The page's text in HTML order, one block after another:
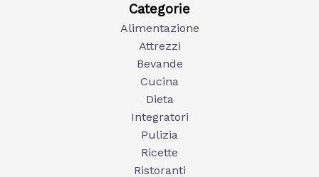
Categorie
Alimentazione
Attrezzi
Bevande
Cucina
Dieta
Integratori
Pulizia
Ricette
Ristoranti